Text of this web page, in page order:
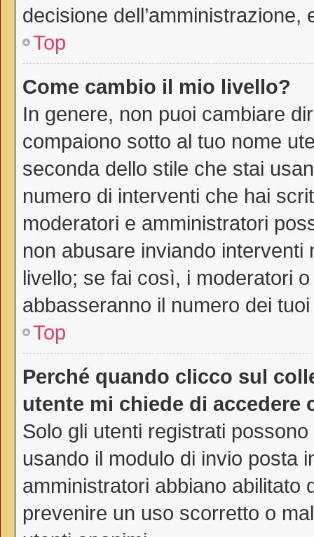
decisione
Top
Come cambio il mio livello?
In genere, non puoi cambiare
compaiono sotto al tuo nome
seconda dello stile che stai
numero di interventi che hai
moderatori e amministratori
non abusare inviando
livello; se fai così, i moderatori
abbasseranno il numero dei
Top
Perché quando clicco sul
utente mi chiede di accedere
Solo gli utenti registrati
usando il modulo di invio posta
amministratori abbiano abilitato
prevenire un uso scorretto o